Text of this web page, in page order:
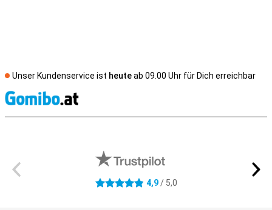
Unser Kundenservice ist heuteab 09.00 Uhr für Dich erreichbar
4.9 Sterne 4,9/ 5,0